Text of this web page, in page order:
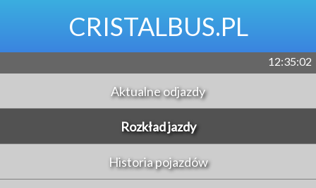
CRISTALBUS.PL
12:35:02
Aktualne odjazdy
Rozkład jazdy
Historia pojazdów